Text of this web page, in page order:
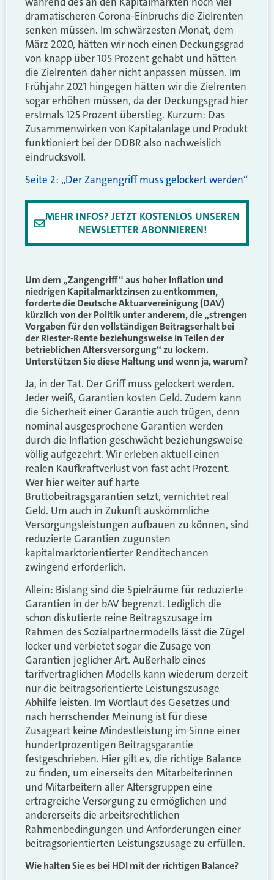
dramatischeren Corona-Einbruchs die Zielrenten
senken müssen. Im schwärzesten Monat, dem
März 2020, hätten wir noch einen Deckungsgrad
von knapp über 105 Prozent gehabt und hätten
die Zielrenten daher nicht anpassen müssen. Im
Frühjahr 2021 hingegen hätten wir die Zielrenten
sogar erhöhen müssen, da der Deckungsgrad hier
erstmals 125 Prozent überstieg. Kurzum: Das
Zusammenwirken von Kapitalanlage und Produkt
funktioniert bei der DDBR also nachweislich
eindrucksvoll.
Seite 2: „Der Zangengriff muss gelockert werden“
MEHR INFOS? JETZT KOSTENLOS UNSEREN
NEWSLETTER ABONNIEREN!
Um dem „Zangengriff“ aus hoher Inflation und
niedrigen Kapitalmarktzinsen zu entkommen,
forderte die Deutsche Aktuarvereinigung (DAV)
kürzlich von der Politik unter anderem, die „strengen
Vorgaben für den vollständigen Beitragserhalt bei
der Riester-Rente beziehungsweise in Teilen der
betrieblichen Altersversorgung“ zu lockern.
Unterstützen Sie diese Haltung und wenn ja, warum?
Ja, in der Tat. Der Griff muss gelockert werden.
Jeder weiß, Garantien kosten Geld. Zudem kann
die Sicherheit einer Garantie auch trügen, denn
nominal ausgesprochene Garantien werden
durch die Inflation geschwächt beziehungsweise
völlig aufgezehrt. Wir erleben aktuell einen
realen Kaufkraftverlust von fast acht Prozent.
Wer hier weiter auf harte
Bruttobeitragsgarantien setzt, vernichtet real
Geld. Um auch in Zukunft auskömmliche
Versorgungsleistungen aufbauen zu können, sind
reduzierte Garantien zugunsten
kapitalmarktorientierter Renditechancen
zwingend erforderlich.
Allein: Bislang sind die Spielräume für reduzierte
Garantien in der bAV begrenzt. Lediglich die
schon diskutierte reine Beitragszusage im
Rahmen des Sozialpartnermodells lässt die Zügel
locker und verbietet sogar die Zusage von
Garantien jeglicher Art. Außerhalb eines
tarifvertraglichen Modells kann wiederum derzeit
nur die beitragsorientierte Leistungszusage
Abhilfe leisten. Im Wortlaut des Gesetzes und
nach herrschender Meinung ist für diese
Zusageart keine Mindestleistung im Sinne einer
hundertprozentigen Beitragsgarantie
festgeschrieben. Hier gilt es, die richtige Balance
zu finden, um einerseits den Mitarbeiterinnen
und Mitarbeitern aller Altersgruppen eine
ertragreiche Versorgung zu ermöglichen und
andererseits die arbeitsrechtlichen
Rahmenbedingungen und Anforderungen einer
beitragsorientierten Leistungszusage zu erfüllen.
Wie halten Sie es bei HDI mit der richtigen Balance?